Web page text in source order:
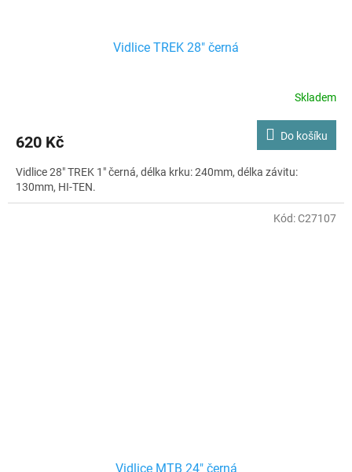
Vidlice TREK 28" černá
Skladem
620 Kč Do košíku
Vidlice 28" TREK 1" černá, délka krku: 240mm, délka závitu:
130mm, HI-TEN.
Vidlice MTB 24" černá
Kód:C27107